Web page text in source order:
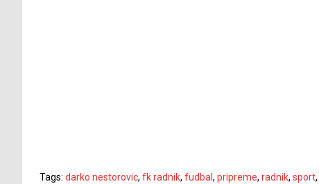
Tags: darko nestorovic, fk radnik, fudbal , pripreme, radnik, sport,